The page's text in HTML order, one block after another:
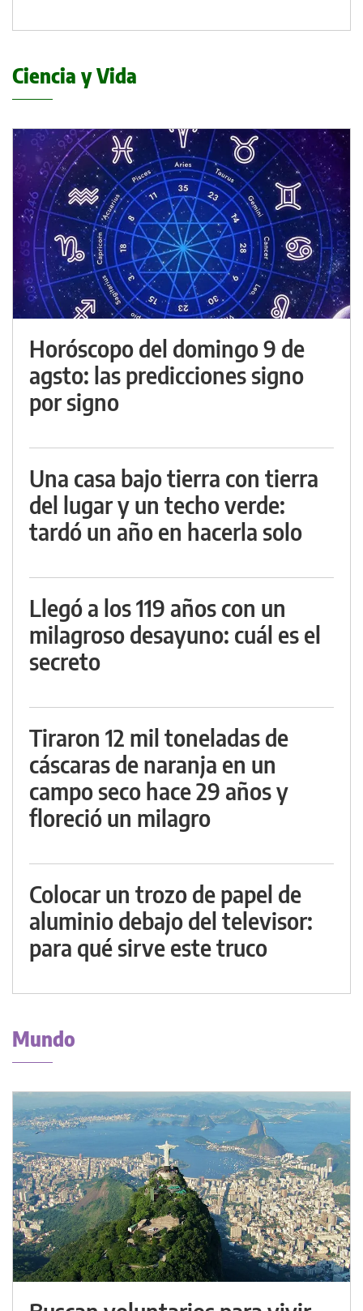
Ciencia y Vida
Horóscopo del domingo 9 de
agsto: las predicciones signo
por signo
Una casa bajo tierra con tierra
del lugar y un techo verde:
tardó un año en hacerla solo
Llegó a los 119 años con un
milagroso desayuno: cuál es el
secreto
Tiraron 12 mil toneladas de
cáscaras de naranja en un
campo seco hace 29 años y
floreció un milagro
Colocar un trozo de papel de
aluminio debajo del televisor:
para qué sirve este truco
Mundo